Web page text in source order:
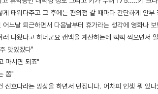
게 태워다주고 그 후에는 편의점 갈 때마다 간단하게 안부
어느날 퇴근하면서 다음날부터 휴가라는 생각에 영화나
러 나왔다고 하더군요 캔맥을 계산하는데 삑삑 찍으면서
맛있겠다"
마시면 되죠"
쫌"
신호다라는 망상을 하면서 던집니다. 어차피 인생 뭐 있